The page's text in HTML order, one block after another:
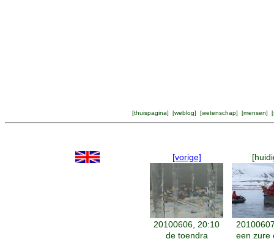
[thuispagina] [weblog] [wetenschap] [mensen] [
[vorige]
20100606, 20:10
de toendra
een zure